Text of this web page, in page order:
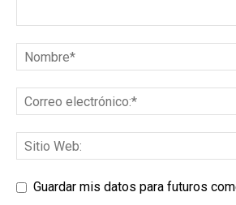
Guardar mis datos para futuros